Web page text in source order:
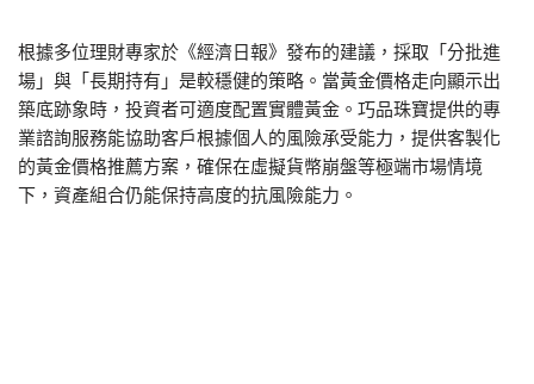
根據多位理財專家於《經濟日報》發布的建議，採取「分批進
場」與「長期持有」是較穩健的策略。當黃金價格走向顯示出
築底跡象時，投資者可適度配置實體黃金。巧品珠寶提供的專
業諮詢服務能協助客戶根據個人的風險承受能力，提供客製化
的黃金價格推薦方案，確保在虛擬貨幣崩盤等極端市場情境
下，資產組合仍能保持高度的抗風險能力。